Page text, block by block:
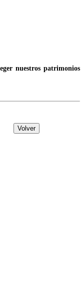
nuestros patrimonios
Volver